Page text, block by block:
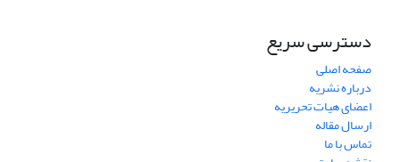
دسترسی سریع
صفحه اصلی
درباره نشریه
اعضای هیات تحریریه
ارسال مقاله
تماس با ما